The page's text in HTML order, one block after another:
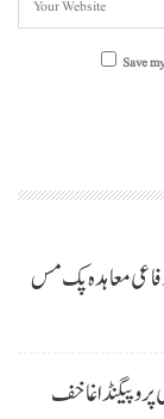
Save
معاہدہ پک مس
پروپیگنڈا غا خف